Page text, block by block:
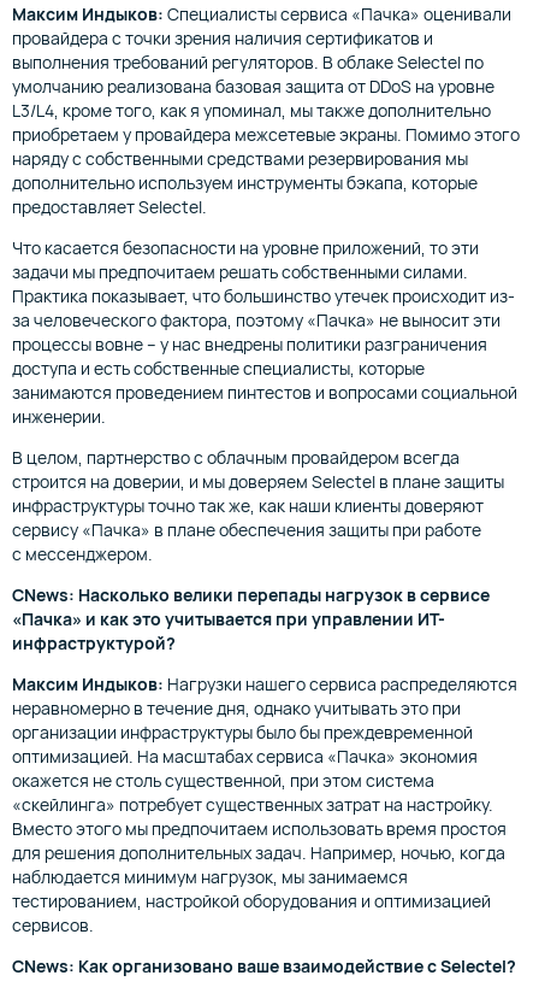
Максим Индыков: Специалисты сервиса «Пачка» оценивали
провайдера с точки зрения наличия сертификатов и
выполнения требований регуляторов. В облаке Selectel по
умолчанию реализована базовая защита от DDoS на уровне
L3/L4, кроме того, как я упоминал, мы также дополнительно
приобретаем у провайдера межсетевые экраны. Помимо этого
наряду с собственными средствами резервирования мы
дополнительно используем инструменты бэкапа, которые
предоставляет Selectel.
Что касается безопасности на уровне приложений, то эти
задачи мы предпочитаем решать собственными силами.
Практика показывает, что большинство утечек происходит из-
за человеческого фактора, поэтому «Пачка» не выносит эти
процессы вовне – у нас внедрены политики разграничения
доступа и есть собственные специалисты, которые
занимаются проведением пинтестов и вопросами социальной
инженерии.
В целом, партнерство с облачным провайдером всегда
строится на доверии, и мы доверяем Selectel в плане защиты
инфраструктуры точно так же, как наши клиенты доверяют
сервису «Пачка» в плане обеспечения защиты при работе
с мессенджером.
CNews: Насколько велики перепады нагрузок в сервисе
«Пачка» и как это учитывается при управлении ИТ-
инфраструктурой?
Максим Индыков: Нагрузки нашего сервиса распределяются
неравномерно в течение дня, однако учитывать это при
организации инфраструктуры было бы преждевременной
оптимизацией. На масштабах сервиса «Пачка» экономия
окажется не столь существенной, при этом система
«скейлинга» потребует существенных затрат на настройку.
Вместо этого мы предпочитаем использовать время простоя
для решения дополнительных задач. Например, ночью, когда
наблюдается минимум нагрузок, мы занимаемся
тестированием, настройкой оборудования и оптимизацией
сервисов.
CNews: Как организовано ваше взаимодействие с Selectel?